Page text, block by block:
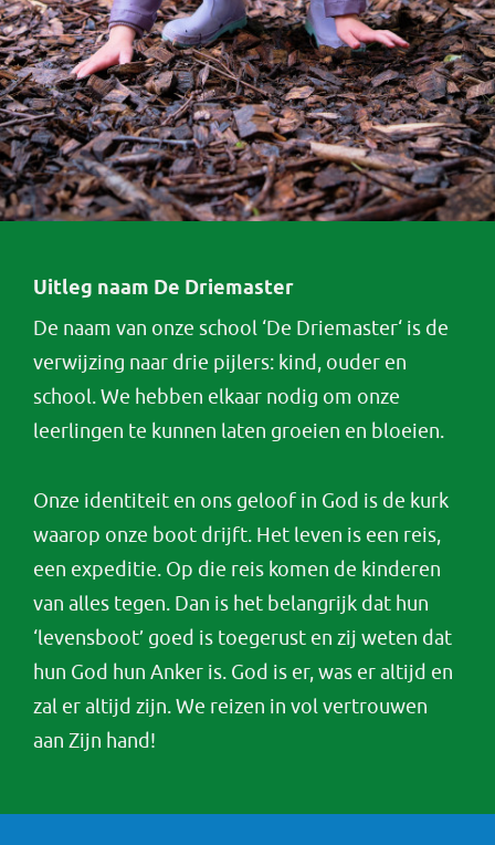
Uitleg naam De Driemaster
De naam van onze school ‘De Driemaster‘ is de
verwijzing naar drie pijlers: kind, ouder en
school. We hebben elkaar nodig om onze
leerlingen te kunnen laten groeien en bloeien.
Onze identiteit en ons geloof in God is de kurk
waarop onze boot drijft. Het leven is een reis,
een expeditie. Op die reis komen de kinderen
van alles tegen. Dan is het belangrijk dat hun
‘levensboot’ goed is toegerust en zij weten dat
hun God hun Anker is. God is er, was er altijd en
zal er altijd zijn. We reizen in vol vertrouwen
aan Zijn hand!